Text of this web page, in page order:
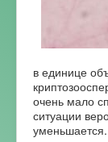
в единице
очень мало
ситуации
уменьшается.